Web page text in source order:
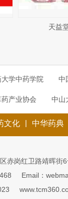
天益
学中药学院 中
产业协会 中山
文化 | 中华药典
赤岗红卫路靖晖街
Email：